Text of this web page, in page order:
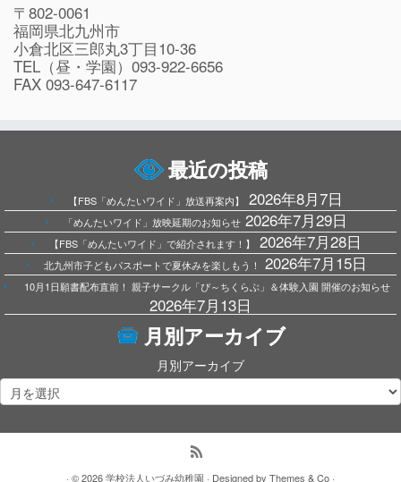
〒802-0061
福岡県北九州市
小倉北区三郎丸3丁目10-36
TEL（昼・学園）093-922-6656
FAX 093-647-6117
最近の投稿
【FBS「めんたいワイド」放送再案内】 2026年8月7日
「めんたいワイド」放映延期のお知らせ 2026年7月29日
【FBS「めんたいワイド」で紹介されます！】 2026年7月28日
北九州市子どもパスポートで夏休みを楽しもう！ 2026年7月15日
10月1日願書配布直前！ 親子サークル「ぴ～ちくらぶ」＆体験入園 開催のお知らせ
2026年7月13日
月別アーカイブ
月別アーカイブ
· © 2026学校法人いづみ幼稚園 · Designed by Themes & Co ·